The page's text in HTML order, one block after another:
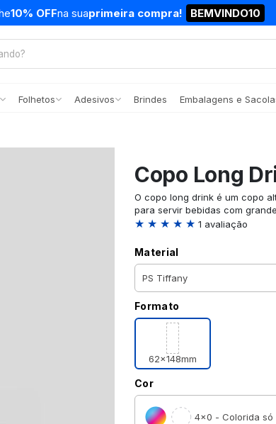
10% OFFna suaprimeira compra! BEMVINDO10
Folhetos Adesivos Brindes Embalagens e
Copo Long
O copo long drink é um copo
para servir bebidas com
★ ★ ★ ★ ★ 1 avaliação
Material
Formato
62x148mm
Cor
4×0 - Colorida só